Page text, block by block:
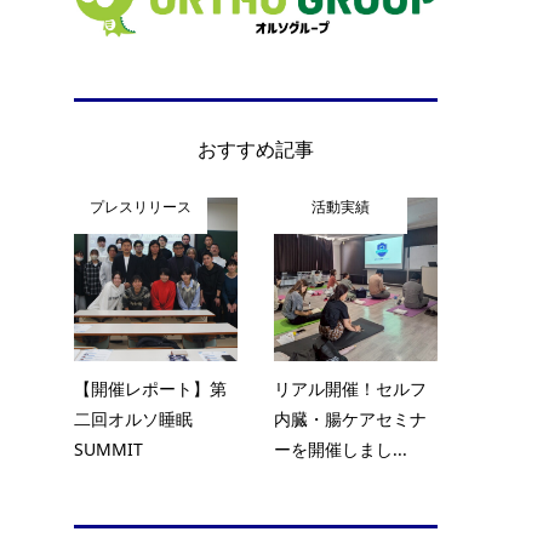
おすすめ記事
プレスリリース
【開催レポート】第
二回オルソ睡眠
SUMMIT
活動実績
リアル開催！セルフ
内臓・腸ケアセミナ
ーを開催しまし...